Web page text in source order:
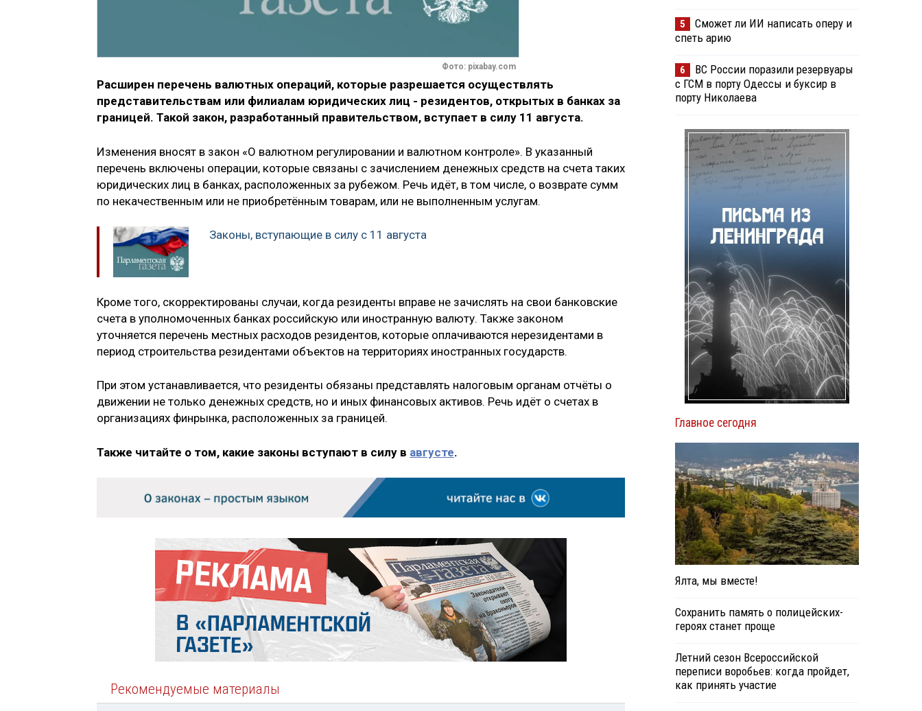
Фото: pixabay.com
Расширен перечень валютных операций, которые разрешается осуществлять
представительствам или филиалам юридических лиц - резидентов, открытых в банках за
границей. Такой закон, разработанный правительством, вступает в силу 11 августа.
Изменения вносят в закон «О валютном регулировании и валютном контроле». В указанный
перечень включены операции, которые связаны с зачислением денежных средств на счета таких
юридических лиц в банках, расположенных за рубежом. Речь идёт, в том числе, о возврате сумм
по некачественным или не приобретённым товарам, или не выполненным услугам.
Законы, вступающие в силу с 11 августа
Кроме того, скорректированы случаи, когда резиденты вправе не зачислять на свои банковские
счета в уполномоченных банках российскую или иностранную валюту. Также законом
уточняется перечень местных расходов резидентов, которые оплачиваются нерезидентами в
период строительства резидентами объектов на территориях иностранных государств.
При этом устанавливается, что резиденты обязаны представлять налоговым органам отчёты о
движении не только денежных средств, но и иных финансовых активов. Речь идёт о счетах в
организациях финрынка, расположенных за границей.
Также читайте о том, какие законы вступают в силу в августе.
Рекомендуемые материалы
5
Сможет ли ИИ написать оперу и
спеть арию
6
ВС России поразили резервуары
с ГСМ в порту Одессы и буксир в
порту Николаева
Главное сегодня
Ялта, мы вместе!
Сохранить память о полицейских-
героях станет проще
Летний сезон Всероссийской
переписи воробьев: когда пройдет,
как принять участие